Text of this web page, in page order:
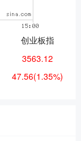
创业板指
3563.12
47.56(1.35%)